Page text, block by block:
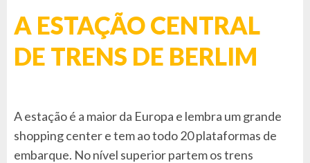
A ESTAÇÃO CENTRAL
DE TRENS DE BERLIM
A estação é a maior da Europa e lembra um grande
shopping center e tem ao todo 20 plataformas de
embarque. No nível superior partem os trens